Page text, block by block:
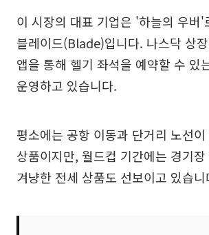
이 시장의 대표 기업은 '하늘의 우버'
블레이드(Blade)입니다. 나스닥 상
앱을 통해 헬기 좌석을 예약할 수 있
운영하고 있습니다.
평소에는 공항 이동과 단거리 노선이
상품이지만, 월드컵 기간에는 경기
겨냥한 전세 상품도 선보이고 있습니